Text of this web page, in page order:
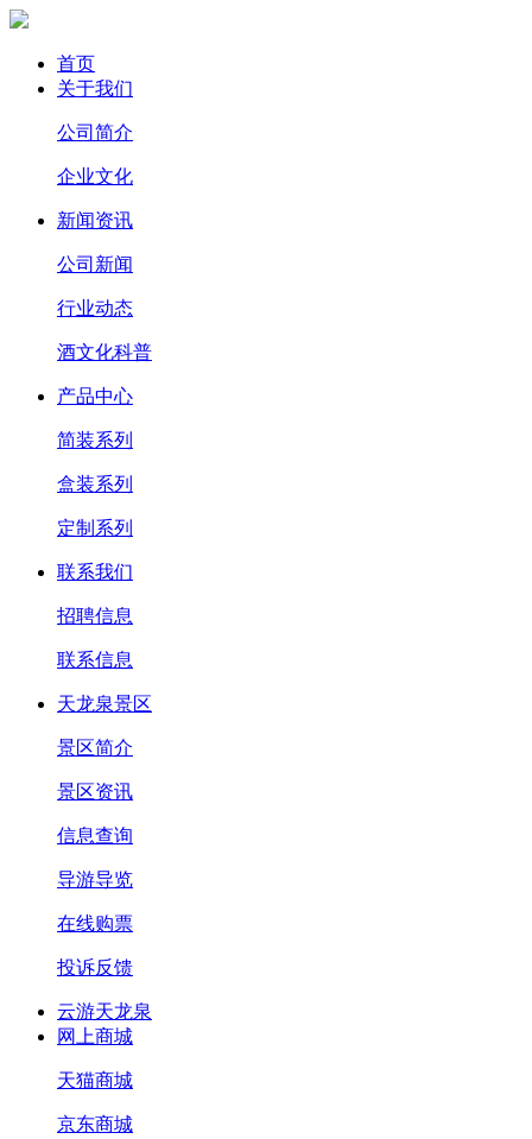
首页
关于我们
公司简介
企业文化
新闻资讯
公司新闻
行业动态
酒文化科普
产品中心
简装系列
盒装系列
定制系列
联系我们
招聘信息
联系信息
天龙泉景区
景区简介
景区资讯
信息查询
导游导览
在线购票
投诉反馈
云游天龙泉
网上商城
天猫商城
京东商城